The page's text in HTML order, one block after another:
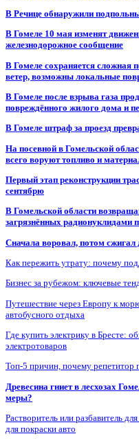
В Речице обнаружили
В Гомеле 10 мая изменят
железнодорожное сообщение
В Гомеле сохраняется сложная
ветер, возможны локальные
В Гомеле после взрыва газа
повреждённого жилого дома и
В Гомеле штраф за проезд
На посевной в Гомельской
всего воруют топливо и
Первый этап реконструкции
сентябрю
В Гомельской области
загрязнённых
Сначала воровал, потом сжигал
Как пережить утрату: почему
Бизнес за рубежом: ключевые
Путешествие через Европу к
автобусного отдыха
Где купить электрику в Бресте:
электротоваров
Топ-5 причин, почему репетитор
Древесина гниет в лесхозах
меры?
Растворитель или разбавитель
для покраски авто